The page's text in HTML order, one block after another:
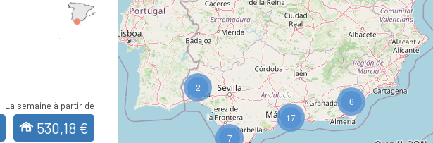
La semaine à partir de
530,18 €
2
7
6
17